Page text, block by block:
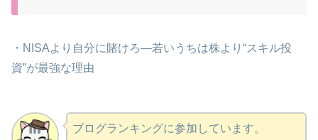
・NISAより自分に賭けろ―若いうちは株より“スキル投
資”が最強な理由
ブログランキングに参加しています。